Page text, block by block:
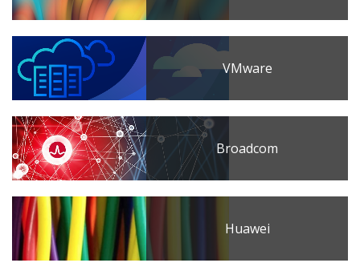
VMware
Broadcom
Huawei